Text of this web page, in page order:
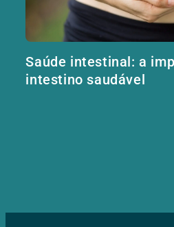
Saúde intestinal: a
intestino saudável